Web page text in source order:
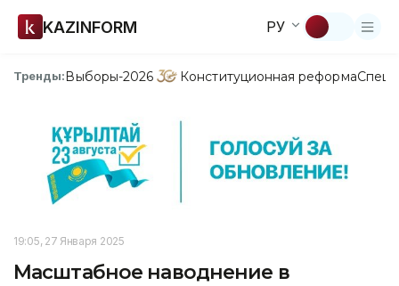
KAZINFORM РУ
Тренды:Выборы-2026 Конституционная реформа
19:05, 27 Января 2025
Масштабное наводнение в